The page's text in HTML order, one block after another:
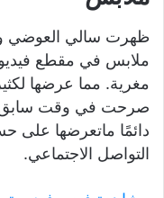
ظهرت سالي العوضي
ملابس في مقطع
مغرية. مما عرضها
صرحت في وقت سابق
دائمًا ماتعرضها على
التواصل الاجتماعي.